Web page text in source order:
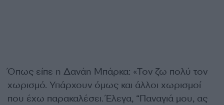
Όπως είπε η Δανάη Μπάρκα: «Τον ζω πολύ τον
χωρισμό. Υπάρχουν όμως και άλλοι χωρισμοί
που έχω παρακαλέσει. Έλεγα, “Παναγιά μου, ας